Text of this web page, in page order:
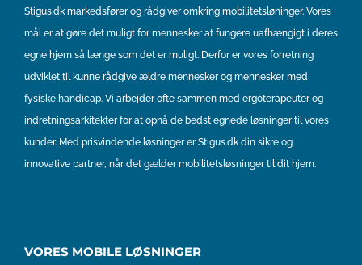
Stigus.dk markedsfører og rådgiver omkring mobilitetsløninger. Vores
mål er at gøre det muligt for mennesker at fungere uafhængigt i deres
egne hjem så længe som det er muligt. Derfor er vores forretning
udviklet til kunne rådgive ældre mennesker og mennesker med
fysiske handicap. Vi arbejder ofte sammen med ergoterapeuter og
indretningsarkitekter for at opnå de bedst egnede løsninger til vores
kunder. Med prisvindende løsninger er Stigus.dk din sikre og
innovative partner, når det gælder mobilitetsløsninger til dit hjem.
VORES MOBILE LØSNINGER